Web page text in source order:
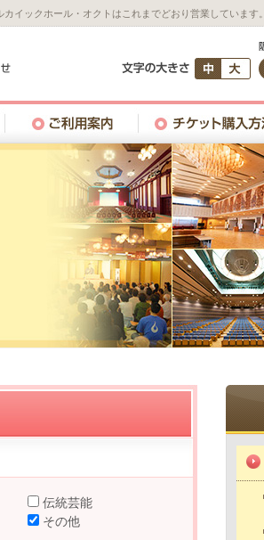
イックホール・オクトはこれまでどおり営業しています。
伝統芸能
その他